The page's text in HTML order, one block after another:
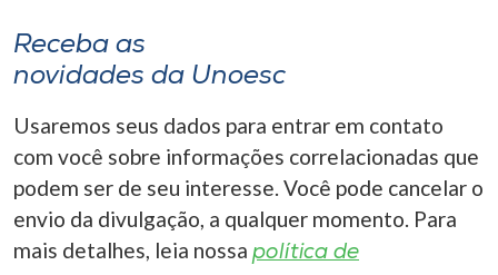
Receba as
novidades da Unoesc
Usaremos seus dados para entrar em contato
com você sobre informações correlacionadas que
podem ser de seu interesse. Você pode cancelar o
envio da divulgação, a qualquer momento. Para
mais detalhes, leia nossa política de